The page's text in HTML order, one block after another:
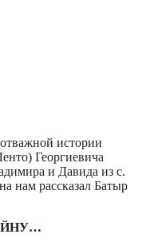
истории
Георгиевича
и Давида из с.
нам рассказал Батыр